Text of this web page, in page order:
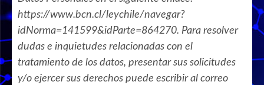
https://www.bcn.cl/leychile/navegar?
idNorma=141599&idParte=864270. Para resolver
dudas e inquietudes relacionadas con el
tratamiento de los datos, presentar sus solicitudes
y/o ejercer sus derechos puede escribir al correo